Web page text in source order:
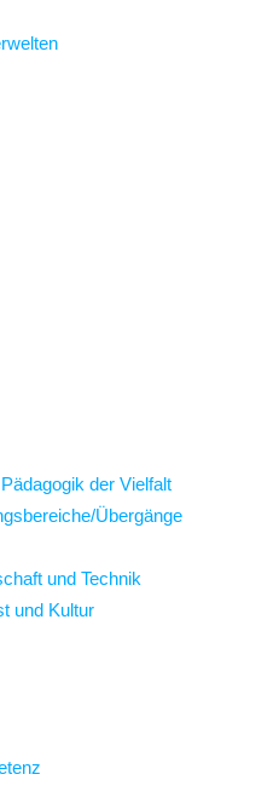
der Vielfalt
Übergänge
und Technik
und Kultur